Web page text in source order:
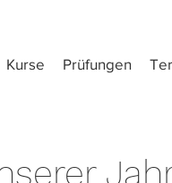
Kurse Prüfungen